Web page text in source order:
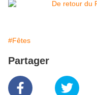
#Fêtes
Partager